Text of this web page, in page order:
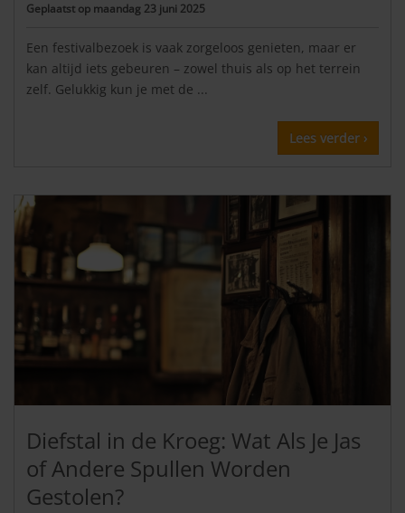
Geplaatst op maandag 23 juni 2025
Een festivalbezoek is vaak zorgeloos genieten, maar er
kan altijd iets gebeuren – zowel thuis als op het terrein
zelf. Gelukkig kun je met de ...
Lees verder ›
Diefstal in de Kroeg: Wat Als Je Jas
of Andere Spullen Worden
Gestolen?